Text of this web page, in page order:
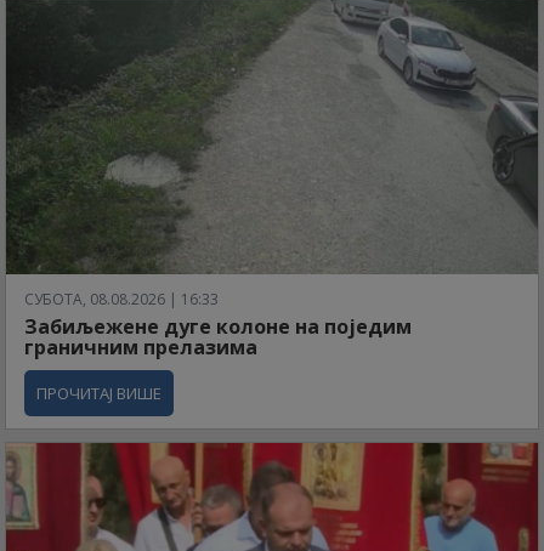
СУБОТА, 08.08.2026 | 16:33
Забиљежене дуге колоне на поједим
граничним прелазима
ПРОЧИТАЈ ВИШЕ